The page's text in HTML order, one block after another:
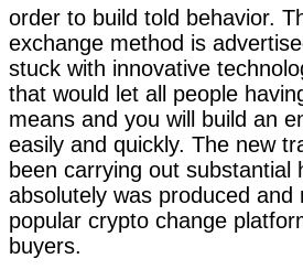
order to build told behavior.
exchange method is
stuck with innovative
that would let all people
means and you will build an
easily and quickly. The new
been carrying out substantial
absolutely was produced and
popular crypto change
buyers.